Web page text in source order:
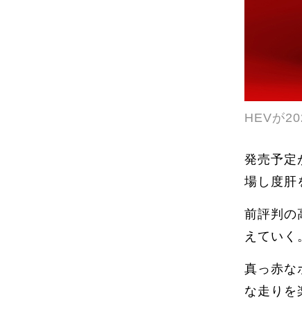
HEVが
発売予定
場し度肝
前評判の
えていく
真っ赤な
な走りを